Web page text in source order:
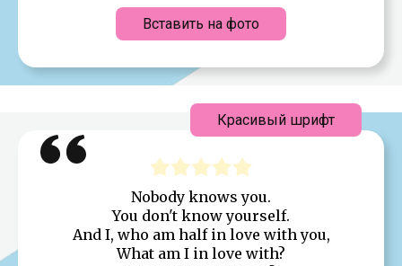
Вставить на фото
Nobody knows you.
You don't know yourself.
And I, who am half in love with you,
What am I in love with?
Красивый шрифт